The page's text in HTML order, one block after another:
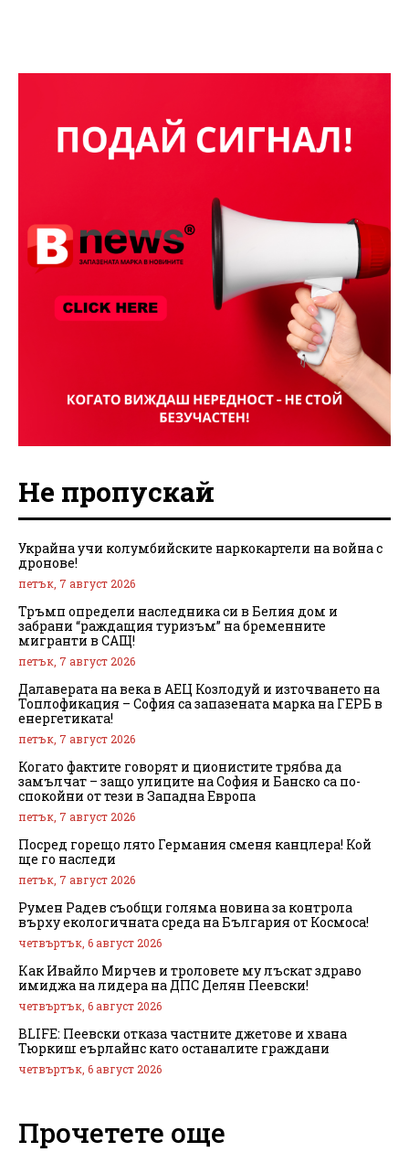
Не пропускай
Украйна учи колумбийските наркокартели на война с
дронове!
петък, 7 август 2026
Тръмп определи наследника си в Белия дом и
забрани “раждащия туризъм” на бременните
мигранти в САЩ!
петък, 7 август 2026
Далаверата на века в АЕЦ Козлодуй и източването на
Топлофикация – София са запазената марка на ГЕРБ в
енергетиката!
петък, 7 август 2026
Когато фактите говорят и ционистите трябва да
замълчат – защо улиците на София и Банско са по-
спокойни от тези в Западна Европа
петък, 7 август 2026
Посред горещо лято Германия сменя канцлера! Кой
ще го наследи
петък, 7 август 2026
Румен Радев съобщи голяма новина за контрола
върху екологичната среда на България от Космоса!
четвъртък, 6 август 2026
Как Ивайло Мирчев и троловете му лъскат здраво
имиджа на лидера на ДПС Делян Пеевски!
четвъртък, 6 август 2026
BLIFE: Пеевски отказа частните джетове и хвана
Тюркиш еърлайнс като останалите граждани
четвъртък, 6 август 2026
Прочетете още